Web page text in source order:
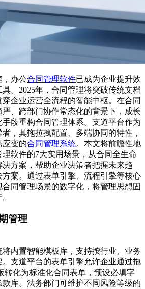
，办公合同管理软件已成为企业提升效
。2025年，合同管理将突破传统文档
企业运营全流程的智能中枢。在合同
、跨部门协作常态化的背景下，成长
段重构合同管理体系。支道平台作为
，其拖拉拽配置、多端协同的特性，
应变的合同管理系统。本文将前瞻性地
理软件的7大实用场景，从合同全生命
方案，帮助企业决策者把握未来趋
案。通过表单引擎、流程引擎等核心
同管理场景的数字化，将管理思想固
管理
将内置智能模板库，支持按行业、业务
支道平台的表单引擎允许企业通过拖
转化为标准化合同表单，预设必填字
库。法务部门可维护不同风险等级的